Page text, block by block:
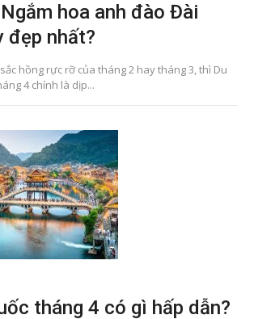
hoa anh đào Đài
đẹp nhất?
hồng rực rỡ của tháng 2 hay tháng 3, thì Du
4 chính là dịp...
tháng 4 có gì hấp dẫn?